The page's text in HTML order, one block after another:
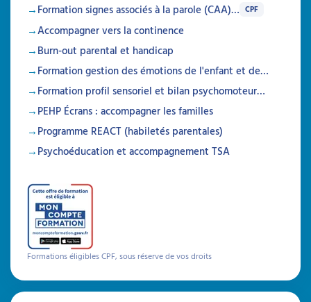
Evaluer un adulte avec TSA
Attestation de formation
Cette formation permet d’avoir un panel
d’outils d’évaluations globales ou par
domaines qui permet à tout professionnel
fonction des besoins des personnes
Formation signes associés à la parole (CAA)… CPF
Accompagner vers la continence
Burn-out parental et handicap
Formation gestion des émotions de l'enfant et de…
Formation profil sensoriel et bilan psychomoteur…
PEHP Écrans : accompagner les familles
Programme REACT (habiletés parentales)
Psychoéducation et accompagnement TSA
Formations éligibles CPF, sous réserve de vos droits